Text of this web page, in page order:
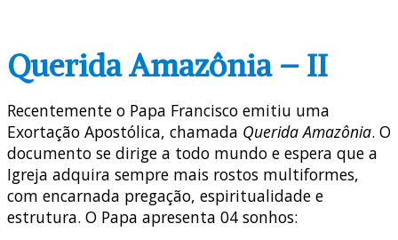
Querida Amazônia – II
Recentemente o Papa Francisco emitiu uma
Exortação Apostólica, chamada Querida Amazônia. O
documento se dirige a todo mundo e espera que a
Igreja adquira sempre mais rostos multiformes,
com encarnada pregação, espiritualidade e
estrutura. O Papa apresenta 04 sonhos: